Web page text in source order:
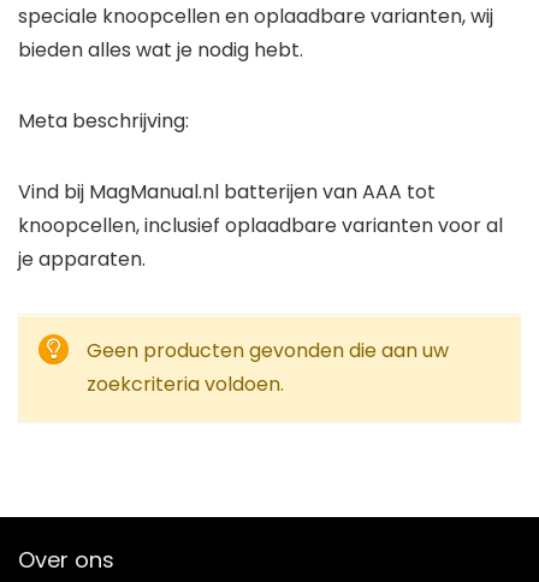
speciale knoopcellen en oplaadbare varianten, wij
bieden alles wat je nodig hebt.
Meta beschrijving:
Vind bij MagManual.nl batterijen van AAA tot
knoopcellen, inclusief oplaadbare varianten voor al
je apparaten.
Geen producten gevonden die aan uw
zoekcriteria voldoen.
Over ons